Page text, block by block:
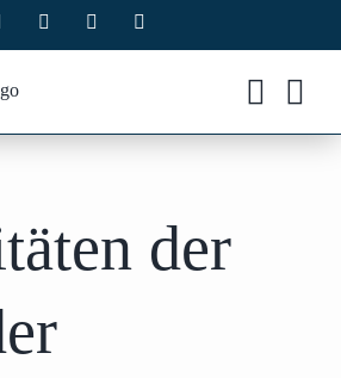
Facebook Instagram
der